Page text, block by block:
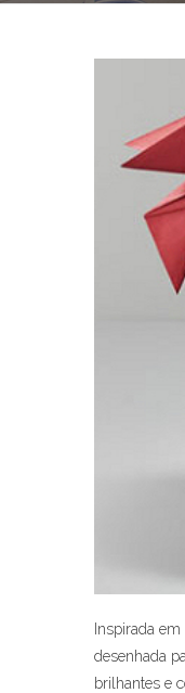
Inspirada
desenhada
brilhantes e